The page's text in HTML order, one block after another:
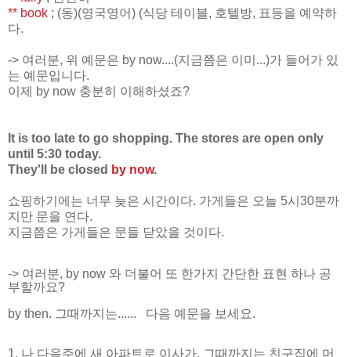
** book ; (동)(영국영어) (식당 테이블, 호텔방, 표등을 예약하
다.
-> 여러분, 위 예문은 by now....(지금쯤은 이미...)가 들어가 있
는 예문입니다.
이제 by now 충분히 이해하셨죠?
It is too late to go shopping. The stores are open only
until 5:30 today.
They'll be closed by now.
쇼핑하기에는 너무 늦은 시간이다. 가게들은 오늘 5시30분까
지만 문을 연다.
지금쯤은 가게들은 문들 닫았을 것이다.
-> 여러분, by now 와 더불어 또 한가지 간단한 표현 하나 공
부할까요?
by then. 그때까지는...... 다음 예문을 보세요.
1. 나 다음주에 새 아파트로 이사가. 그때까지는 친구집에 머